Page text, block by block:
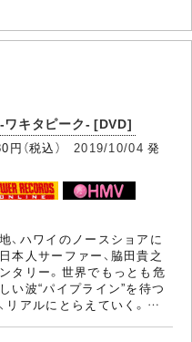
キタピーク- [DVD]
（税込） 2019/10/04 発
、ハワイのノースショアに
本人サーファー、脇田貴之
タリー。世界でもっとも危
い波“パイプライン”を待つ
リアルにとらえていく。…